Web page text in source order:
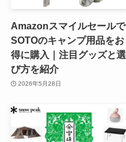
Amazonスマイルセールで
SOTOのキャンプ用品をお
得に購入｜注目グッズと選
び方を紹介
2026年5月28日